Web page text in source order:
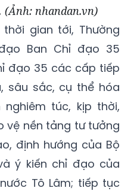
(Ảnh: nhandan.vn)
gian tới, Thường
Ban Chỉ đạo 35
đạo 35 các cấp tiếp
sâu sắc, cụ thể hóa
túc, kịp thời,
vệ nền tảng tư tưởng
định hướng của Bộ
ý kiến chỉ đạo của
Tô Lâm; tiếp tục